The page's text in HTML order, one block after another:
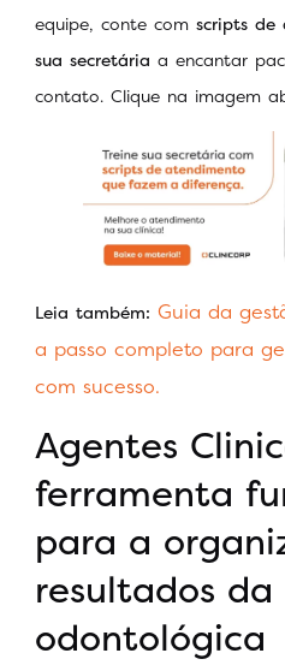
equipe, conte com scripts de
sua secretária a encantar
contato. Clique na imagem
Leia também: Guia da
a passo completo para
com sucesso.
Agentes
ferramenta
para a
resultados
odontológica